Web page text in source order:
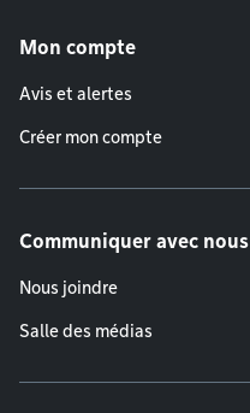
Mon compte
Avis et alertes
Créer mon compte
Communiquer avec nous
Nous joindre
Salle des médias